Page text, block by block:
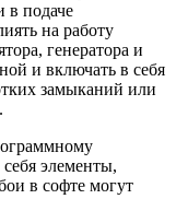
в подаче
на работу
генератора и
и включать в себя
замыканий или
элементы,
в софте могут